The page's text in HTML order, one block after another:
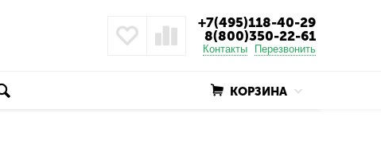
+7(495)118-40-29
8(800)350-22-61
Контакты Перезвонить
КОРЗИНА